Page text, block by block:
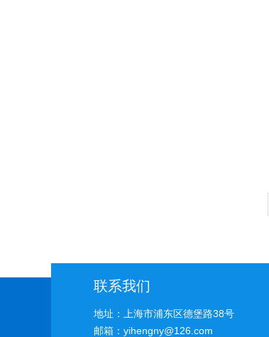
联系我们
地址：上海市浦东区德堡路38号
邮箱：yihengny@126.com